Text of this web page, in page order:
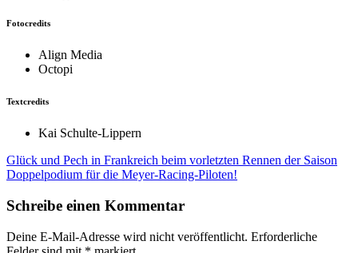
Fotocredits
Align Media
Octopi
Textcredits
Kai Schulte-Lippern
Beitragsnavigation
Glück und Pech in Frankreich beim vorletzten Rennen der Saison
Doppelpodium für die Meyer-Racing-Piloten!
Schreibe einen Kommentar
Deine E-Mail-Adresse wird nicht veröffentlicht. Erforderliche